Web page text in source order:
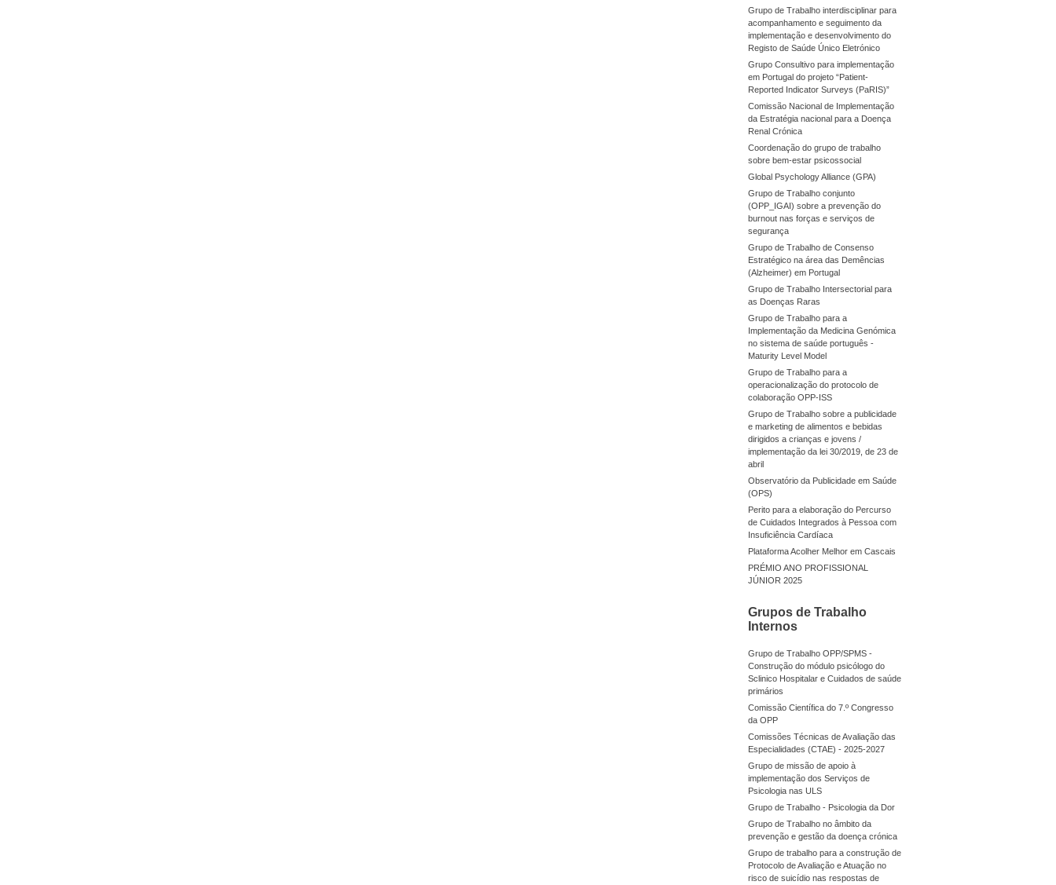
Grupo de Trabalho interdisciplinar para
acompanhamento e seguimento da
implementação e desenvolvimento do
Registo de Saúde Único Eletrónico
Grupo Consultivo para implementação
em Portugal do projeto “Patient-
Reported Indicator Surveys (PaRIS)”
Comissão Nacional de Implementação
da Estratégia nacional para a Doença
Renal Crónica
Coordenação do grupo de trabalho
sobre bem-estar psicossocial
Global Psychology Alliance (GPA)
Grupo de Trabalho conjunto
(OPP_IGAI) sobre a prevenção do
burnout nas forças e serviços de
segurança
Grupo de Trabalho de Consenso
Estratégico na área das Demências
(Alzheimer) em Portugal
Grupo de Trabalho Intersectorial para
as Doenças Raras
Grupo de Trabalho para a
Implementação da Medicina Genómica
no sistema de saúde português -
Maturity Level Model
Grupo de Trabalho para a
operacionalização do protocolo de
colaboração OPP-ISS
Grupo de Trabalho sobre a publicidade
e marketing de alimentos e bebidas
dirigidos a crianças e jovens /
implementação da lei 30/2019, de 23 de
abril
Observatório da Publicidade em Saúde
(OPS)
Perito para a elaboração do Percurso
de Cuidados Integrados à Pessoa com
Insuficiência Cardíaca
Plataforma Acolher Melhor em Cascais
PRÉMIO ANO PROFISSIONAL
JÚNIOR 2025
Grupos de Trabalho
Internos
Grupo de Trabalho OPP/SPMS -
Construção do módulo psicólogo do
Sclinico Hospitalar e Cuidados de saúde
primários
Comissão Científica do 7.º Congresso
da OPP
Comissões Técnicas de Avaliação das
Especialidades (CTAE) - 2025-2027
Grupo de missão de apoio à
implementação dos Serviços de
Psicologia nas ULS
Grupo de Trabalho - Psicologia da Dor
Grupo de Trabalho no âmbito da
prevenção e gestão da doença crónica
Grupo de trabalho para a construção de
Protocolo de Avaliação e Atuação no
risco de suicídio nas respostas de